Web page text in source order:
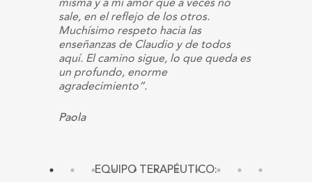
sale, en el reflejo de los otros.
Muchísimo respeto hacia las
enseñanzas de Claudio y de todos
aquí. El camino sigue, lo que queda es
un profundo, enorme
agradecimiento”.
Paola
EQUIPO TERAPÉUTICO: